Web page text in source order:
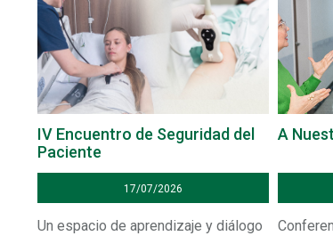
IV Encuentro de Seguridad del
Paciente
17/07/2026
Un espacio de aprendizaje y diálogo
A